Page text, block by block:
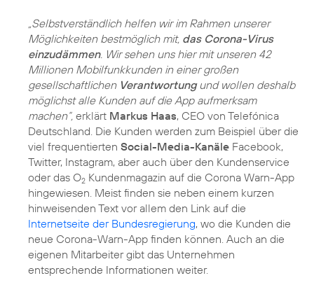
„Selbstverständlich helfen wir im Rahmen unserer
Möglichkeiten bestmöglich mit, das Corona-Virus
einzudämmen. Wir sehen uns hier mit unseren 42
Millionen Mobilfunkkunden in einer großen
gesellschaftlichen Verantwortungund wollen deshalb
möglichst alle Kunden auf die App aufmerksam
machen“, erklärt Markus Haas, CEO von Telefónica
Deutschland. Die Kunden werden zum Beispiel über die
viel frequentierten Social-Media-Kanäle Facebook,
Twitter, Instagram, aber auch über den Kundenservice
oder das O2 Kundenmagazin auf die Corona Warn-App
hingewiesen. Meist finden sie neben einem kurzen
hinweisenden Text vor allem den Link auf die
Internetseite der Bundesregierung, wo die Kunden die
neue Corona-Warn-App finden können. Auch an die
eigenen Mitarbeiter gibt das Unternehmen
entsprechende Informationen weiter.